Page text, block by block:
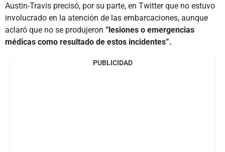
Austin-Travis precisó, por su parte, en Twitter que no estuvo
involucrado en la atención de las embarcaciones, aunque
aclaró que no se produjeron “lesiones o emergencias
médicas como resultado de estos incidentes”.
PUBLICIDAD